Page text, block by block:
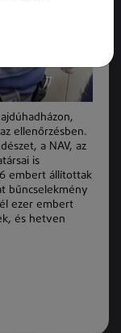
ellenőrzésben.
a NAV, az
is
embert állítottak
bűncselekmény
ezer embert
és hetven